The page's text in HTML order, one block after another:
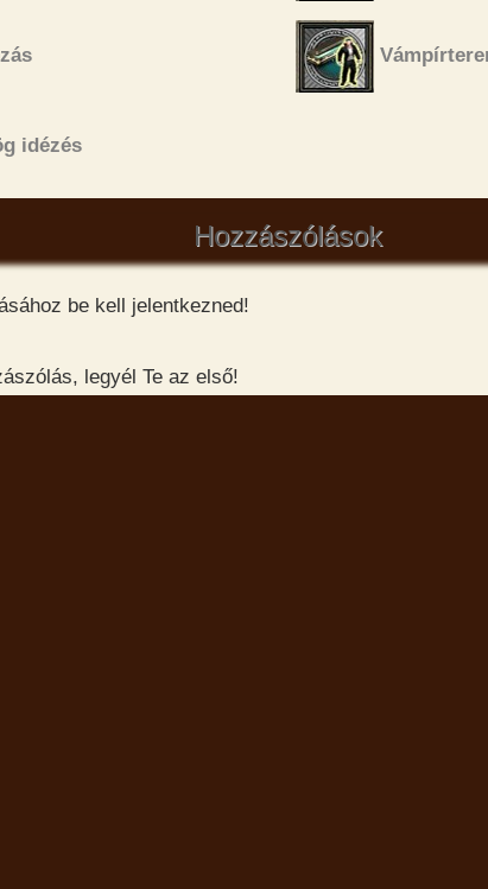
idézés
Hozzászólások
be kell jelentkezned!
legyél Te az első!